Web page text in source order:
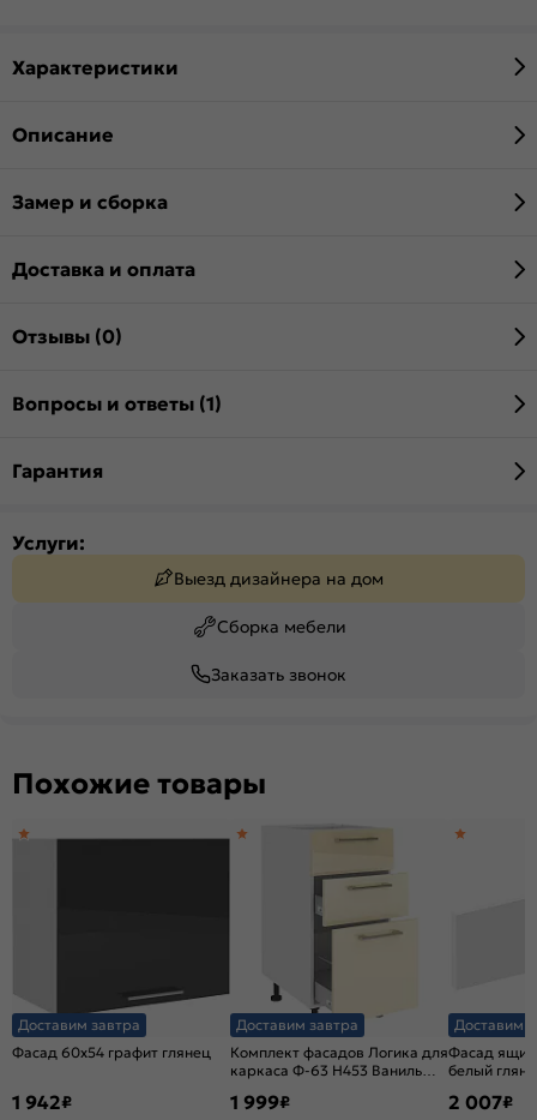
Характеристики
Описание
Замер и сборка
Доставка и оплата
Отзывы (0)
Вопросы и ответы (1)
Гарантия
Услуги:
Выезд дизайнера на дом
Сборка мебели
Заказать звонок
Похожие товары
Доставим завтра
Фасад 60x54 графит глянец
1 942₽
Доставим завтра
Комплект фасадов Логика для
каркаса Ф-63 Н453 Ваниль
1 999₽
Доставим
Фасад
белый
2 007₽